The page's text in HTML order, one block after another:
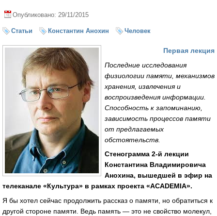
Опубликовано: 29/11/2015
Статьи Константин Анохин Человек
Первая лекция
Последние исследования
физиологии памяти, механизмов
хранения, извлечения и
воспроизведения информации.
Способность к запоминанию,
зависимость процессов памяти
от предлагаемых
обстоятельств.
Стенограмма 2-й лекции
Константина Владимировича
Анохина, вышедшей в эфир на
телеканале «Культура» в рамках проекта «ACADEMIA».
Я бы хотел сейчас продолжить рассказ о памяти, но обратиться к
другой стороне памяти. Ведь память — это не свойство молекул,